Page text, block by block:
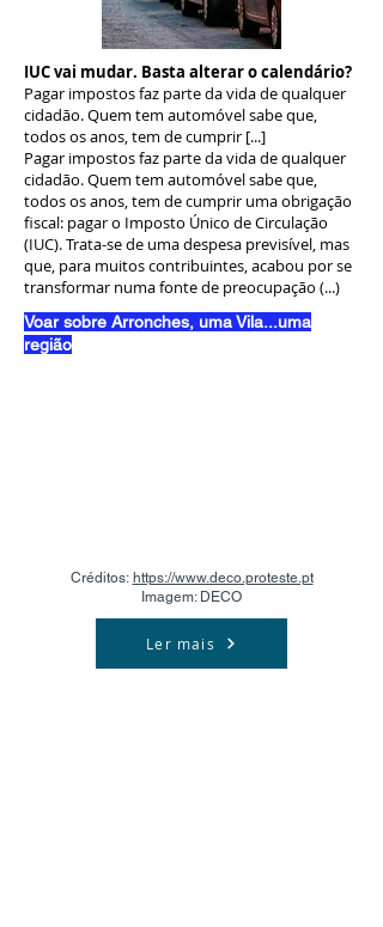
IUC vai mudar. Basta alterar o calendário?
Pagar impostos faz parte da vida de qualquer
cidadão. Quem tem automóvel sabe que,
todos os anos, tem de cumprir [...]
Pagar impostos faz parte da vida de qualquer
cidadão. Quem tem automóvel sabe que,
todos os anos, tem de cumprir uma obrigação
fiscal: pagar o Imposto Único de Circulação
(IUC). Trata-se de uma despesa previsível, mas
que, para muitos contribuintes, acabou por se
transformar numa fonte de preocupação (...)
Voar sobre Arronches, uma Vila...uma
região
Créditos: https://www.deco.proteste.pt
Imagem: DECO
Ler mais